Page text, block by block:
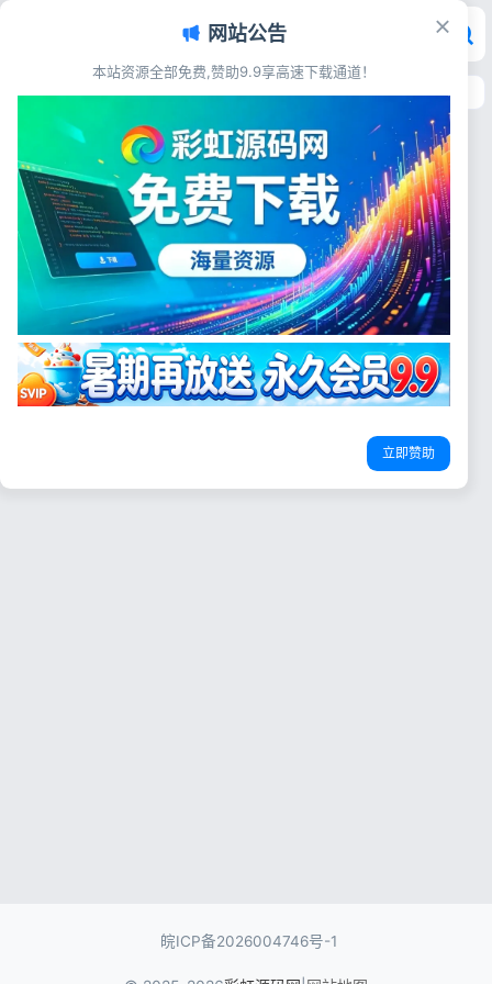
首页>标签：文章主题
标签：文章主题
WordPress
Clien-瀑布流文章WordPress主
题_全站PJAX无后台设置模板
{x} 源码简介 Clien-瀑布流文
章主题，全站pjax，无后台设
置，更改链接请自行修改
header.php文件。 {x} 源码展
示 {x} 源码下载 {cloud
title="Clien瀑布流文章主题模
板 WordPress主题模板....
WordPress主题 文章主题 无后台设置
彩虹源码网 2026-03-17 22
皖ICP备2026004746号-1
网站公告
本站资源全部免费,赞助9.9享高速下载通道！
立即赞助